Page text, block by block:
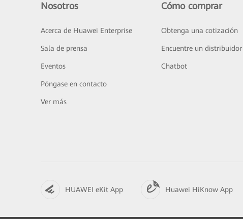
Nosotros
Acerca de Huawei Enterprise
Sala de prensa
Eventos
Póngase en contacto
Ver más
Cómo comprar
Obtenga una cotización
Encuentre un distribuidor
Chatbot
HUAWEI eKit App Huawei HiKnow App